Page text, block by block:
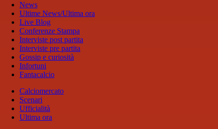
News
Ultime News/Ultima ora
Live Blog
Conferenze Stampa
Interviste post partita
Interviste pre partita
Gossip e curiosità
Infortuni
Fantacalcio
Calciomercato
Scenari
Ufficialità
Ultima ora